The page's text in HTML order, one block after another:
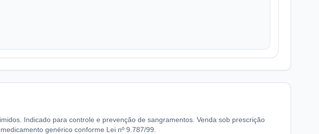
Indicado para controle e prevenção de sangramentos. Venda sob prescrição
genérico conforme Lei nº 9.787/99.